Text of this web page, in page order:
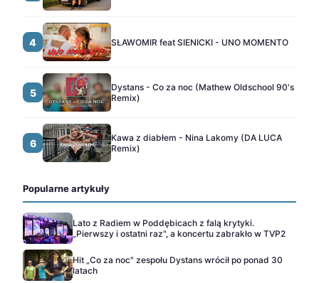
4 SŁAWOMIR feat SIENICKI - UNO MOMENTO
5
Dystans - Co za noc (Mathew Oldschool 90's
Remix)
6
Kawa z diabłem - Nina Lakomy (DA LUCA
Remix)
Popularne artykuły
Lato z Radiem w Poddębicach z falą krytyki.
„Pierwszy i ostatni raz", a koncertu zabrakło w TVP2
Hit „Co za noc" zespołu Dystans wrócił po ponad 30
latach